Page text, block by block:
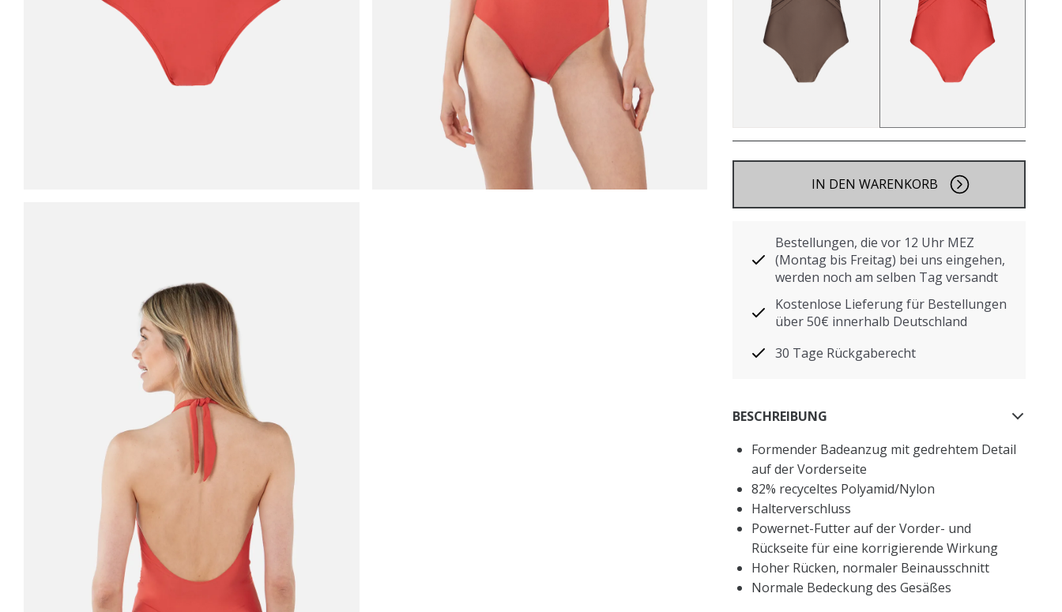
IN DEN WARENKORB
Bestellungen, die vor 12 Uhr MEZ
(Montag bis Freitag) bei uns eingehen,
werden noch am selben Tag versandt
Kostenlose Lieferung für Bestellungen
über 50€ innerhalb Deutschland
30 Tage Rückgaberecht
BESCHREIBUNG
Formender Badeanzug mit gedrehtem Detail
auf der Vorderseite
82% recyceltes Polyamid/Nylon
Halterverschluss
Powernet-Futter auf der Vorder- und
Rückseite für eine korrigierende Wirkung
Hoher Rücken, normaler Beinausschnitt
Normale Bedeckung des Gesäßes